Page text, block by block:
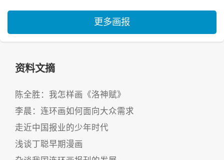
更多画报
资料文摘
陈全胜：我怎样画《洛神赋》
李晨：连环画如何面向大众需求
走近中国报业的少年时代
浅谈丁聪早期漫画